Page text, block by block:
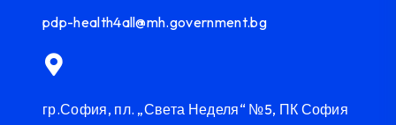
pdp-health4all@mh.government.bg
гр.София, пл. „Света Неделя“ №5, ПК София